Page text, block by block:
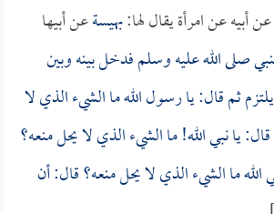
أبيه عن امرأة يقال لها:بهيسةعن أبيها
صلى الله عليه وسلم فدخل بينه وبين
ثم قال: يا رسول الله ما الشيء الذي لا
يا نبي الله! ما الشيء الذي لا يحل منعه؟
الله ما الشيء الذي لا يحل منعه؟ قال: أن